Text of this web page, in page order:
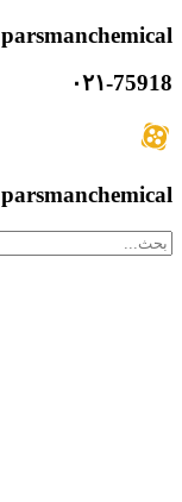
parsmanchemical
۰۲۱-75918
parsmanchemical